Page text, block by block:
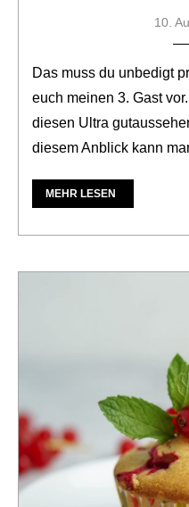
10.
Das muss du unbedigt
euch meinen 3. Gast
diesen Ultra
diesem Anblick kann
MEHR LESEN